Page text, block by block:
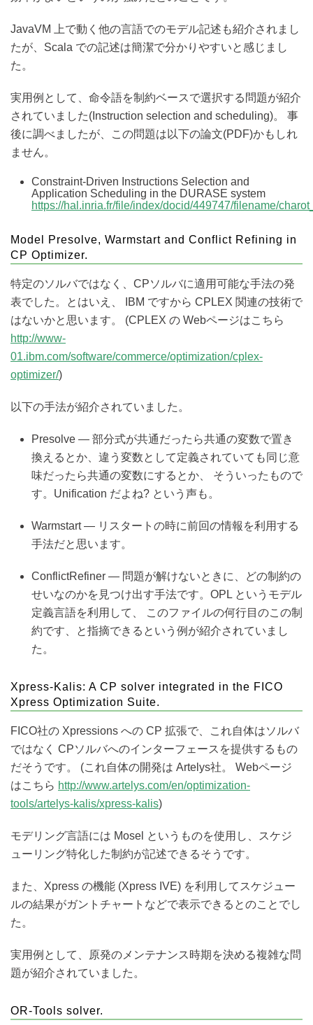
JavaVM 上で動く他の言語でのモデル記述も紹介されまし
たが、Scala での記述は簡潔で分かりやすいと感じまし
た。
実用例として、命令語を制約ベースで選択する問題が紹介
されていました(Instruction selection and scheduling)。 事
後に調べましたが、この問題は以下の論文(PDF)かもしれ
ません。
Constraint-Driven Instructions Selection and
Application Scheduling in the DURASE system
https://hal.inria.fr/file/index/docid/449747/filename/
Model Presolve, Warmstart and Conflict Refining in
CP Optimizer.
特定のソルバではなく、CPソルバに適用可能な手法の発
表でした。とはいえ、 IBM ですから CPLEX 関連の技術で
はないかと思います。 (CPLEX の Webページはこちら
http://www-
01.ibm.com/software/commerce/optimization/cplex-
optimizer/)
以下の手法が紹介されていました。
Presolve — 部分式が共通だったら共通の変数で置き
換えるとか、違う変数として定義されていても同じ意
味だったら共通の変数にするとか、 そういったもので
す。Unification だよね? という声も。
Warmstart — リスタートの時に前回の情報を利用する
手法だと思います。
ConflictRefiner — 問題が解けないときに、どの制約の
せいなのかを見つけ出す手法です。OPL というモデル
定義言語を利用して、 このファイルの何行目のこの制
約です、と指摘できるという例が紹介されていまし
た。
Xpress-Kalis: A CP solver integrated in the FICO
Xpress Optimization Suite.
FICO社の Xpressions への CP 拡張で、これ自体はソルバ
ではなく CPソルバへのインターフェースを提供するもの
だそうです。 (これ自体の開発は Artelys社。 Webページ
はこちら http://www.artelys.com/en/optimization-
tools/artelys-kalis/xpress-kalis)
モデリング言語には Mosel というものを使用し、スケジ
ューリング特化した制約が記述できるそうです。
また、Xpress の機能 (Xpress IVE) を利用してスケジュー
ルの結果がガントチャートなどで表示できるとのことでし
た。
実用例として、原発のメンテナンス時期を決める複雑な問
題が紹介されていました。
OR-Tools solver.